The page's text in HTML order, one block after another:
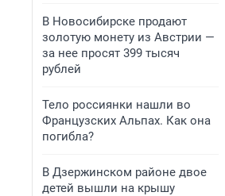
В Новосибирске продают
золотую монету из Австрии —
за нее просят 399 тысяч
рублей
Тело россиянки нашли во
Французских Альпах. Как она
погибла?
В Дзержинском районе двое
детей вышли на крышу